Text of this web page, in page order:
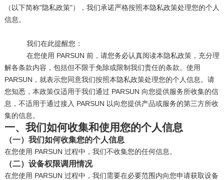
（以下简称"隐私政策"），我们承诺严格按照本隐私政策处理您的个人
信息。
我们在此提醒您：
在您使用 PARSUN 前，请您务必认真阅读本隐私政策，充分理
解各条款内容，包括但不限于免除或限制我们责任的条款。使用
PARSUN，就表示您同意我们按照本隐私政策处理您的个人信息。请
您知悉，本政策仅适用于我们通过 PARSUN 向您提供服务所收集的信
息，不适用于通过接入 PARSUN 以向您提供产品或服务的第三方所收
集的信息。
一、我们如何收集和使用您的个人信息
（一）我们如何收集您的个人信息
在您使用 PARSUN 过程中，我们不收集您的任何信息。
（二）设备权限调用情况
在您使用 PARSUN 过程中，我们需要在必要范围内向您申请获取设备